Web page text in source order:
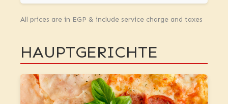
All prices are in EGP & include service charge and taxes
HAUPTGERICHTE